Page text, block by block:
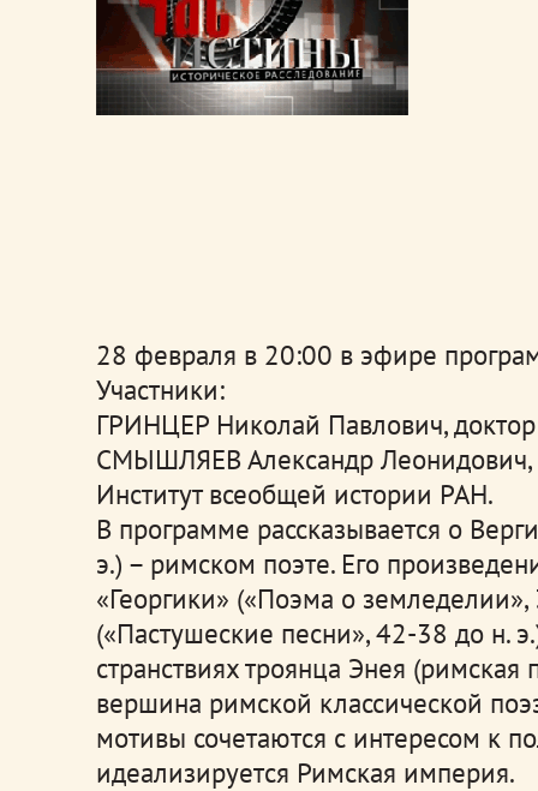
28 февраля в 20:00 в эфире
Участники:
ГРИНЦЕР Николай Павлович,
СМЫШЛЯЕВ Александр Леонидович,
Институт всеобщей истории РАН.
В программе рассказывается о
э.) – римском поэте. Его
«Георгики» («Поэма о
(«Пастушеские песни», 42-38 до н.
странствиях троянца Энея
вершина римской классической
мотивы сочетаются с интересом к
идеализируется Римская империя.